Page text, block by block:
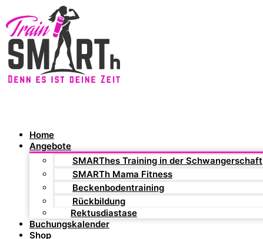
Home
Angebote
SMARThes Training in der Schwangerschaft
SMARTh Mama Fitness
Beckenbodentraining
Rückbildung
Rektusdiastase
Buchungskalender
Shop